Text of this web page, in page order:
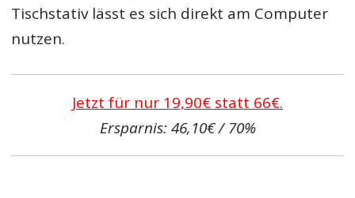
Tischstativ lässt es sich direkt am Computer
nutzen.
Jetzt für nur 19,90€ statt 66€.
Ersparnis: 46,10€ / 70%